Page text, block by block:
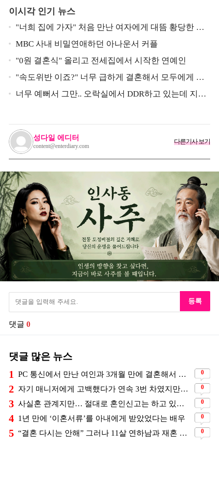
이시각 인기 뉴스
"너희 집에 가자" 처음 만난 여자에게 대뜸 황당한 요
구 했다는 MBC 아나운서
MBC 사내 비밀연애하던 아나운서 커플
"0원 결혼식" 올리고 전세집에서 시작한 연예인
"속도위반 이죠?" 너무 급하게 결혼해서 모두에게 의
심 받았던 스타
너무 예뻐서 그만.. 오락실에서 DDR하고 있는데 지나
성다일 에디터
content@enterdiary.com
다른기사 보기
등록
댓글 0
댓글 많은 뉴스
1 PC 통신에서 만난 여인과 3개월 만에 결혼해서 잘 살고 있는 배우 0
2 자기 매니저에게 고백했다가 연속 3번 차였지만… 결국 결혼에 성공한 배우 0
3 사실혼 관계지만… 절대로 혼인신고는 하고 있지 않다는 배우 0
4 1년 만에 ‘이혼서류’를 아내에게 받았었다는 배우 0
5 “결혼 다시는 안해” 그러나 11살 연하남과 재혼 발표 0